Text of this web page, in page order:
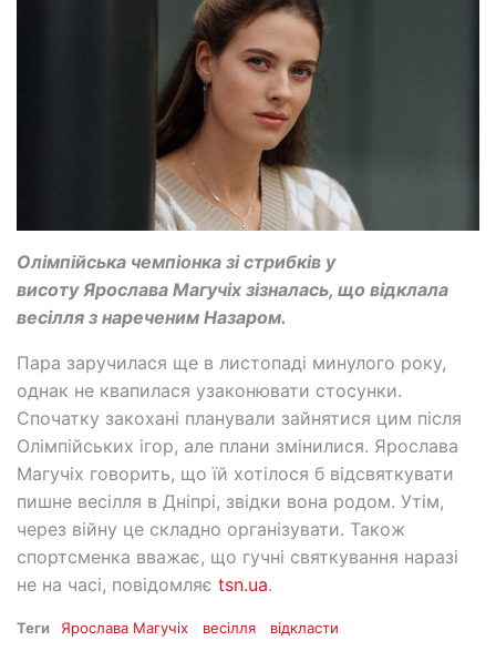
Олімпійська чемпіонка зі стрибків у
висоту Ярослава Магучіх зізналась, що відклала
весілля з нареченим Назаром.
Пара заручилася ще в листопаді минулого року,
однак не квапилася узаконювати стосунки.
Спочатку закохані планували зайнятися цим після
Олімпійських ігор, але плани змінилися. Ярослава
Магучіх говорить, що їй хотілося б відсвяткувати
пишне весілля в Дніпрі, звідки вона родом. Утім,
через війну це складно організувати. Також
спортсменка вважає, що гучні святкування наразі
не на часі, повідомляє tsn.ua.
Теги Ярослава Магучіх весілля відкласти